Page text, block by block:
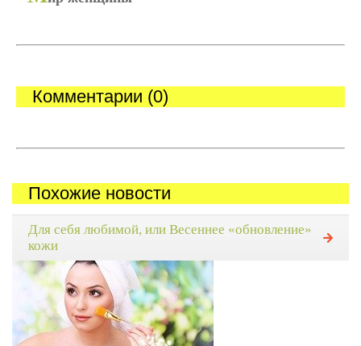
Комментарии (0)
Похожие новости
Для себя любимой, или Весеннее «обновление»
кожи